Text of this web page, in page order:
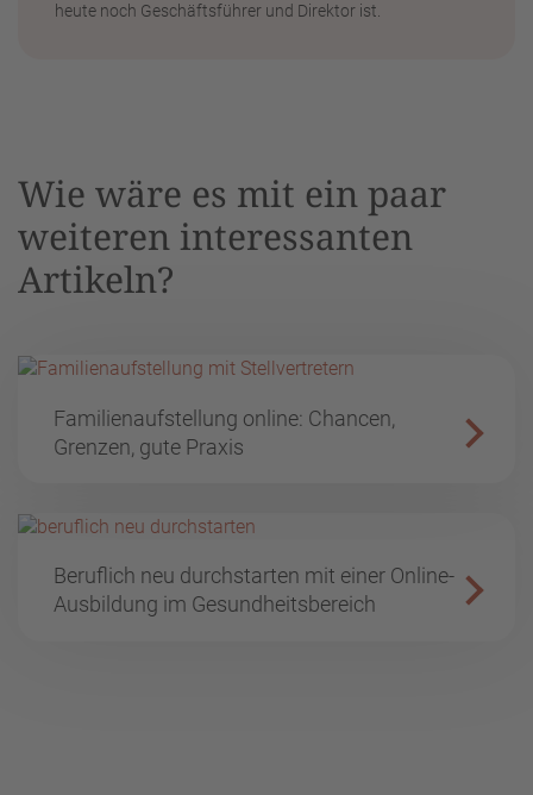
heute noch Geschäftsführer und Direktor ist.
Wie wäre es mit ein paar
weiteren interessanten
Artikeln?
Familienaufstellung online: Chancen,
Grenzen, gute Praxis
Beruflich neu durchstarten mit einer Online-
Ausbildung im Gesundheitsbereich